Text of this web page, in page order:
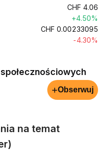
CHF 4.06
+4.50%
CHF 0.00233095
-4.30%
+Obserwuj
na temat